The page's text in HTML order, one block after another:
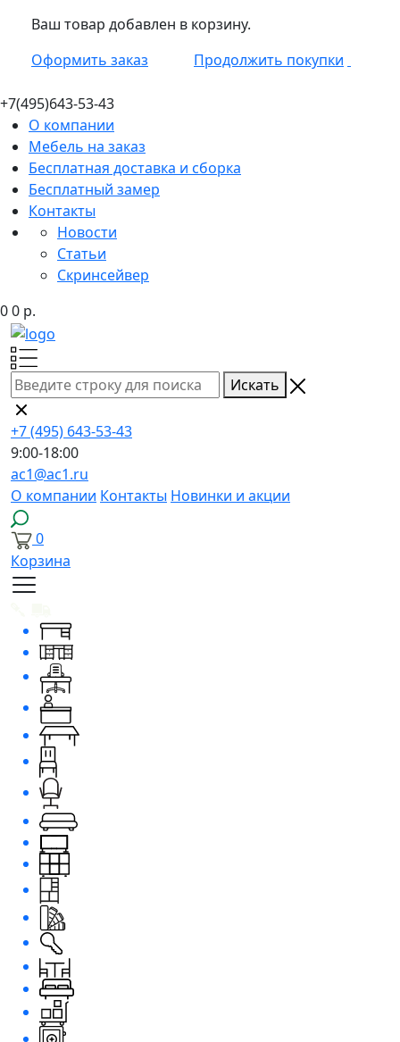
Ваш товар добавлен в корзину.
Оформить заказ
Продолжить покупки
+7(495)643-53-43
О компании
Мебель на заказ
Бесплатная доставка и сборка
Бесплатный замер
Контакты
Новости
Статьи
Скринсейвер
00 р.
Искать
+7 (495) 643-53-43
9:00-18:00
ac1@ac1.ru
О компании Контакты Новинки и акции
0
Корзина